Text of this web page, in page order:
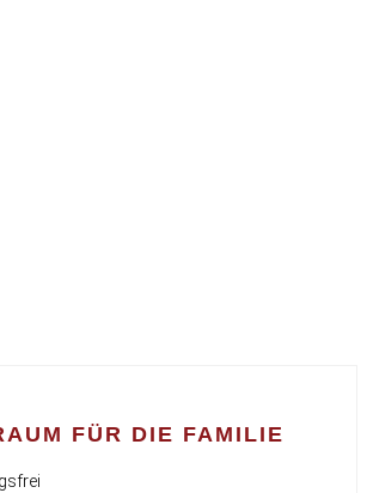
FÜR DIE FAMILIE